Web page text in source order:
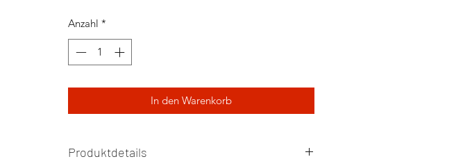
Anzahl *
In den Warenkorb
Produktdetails